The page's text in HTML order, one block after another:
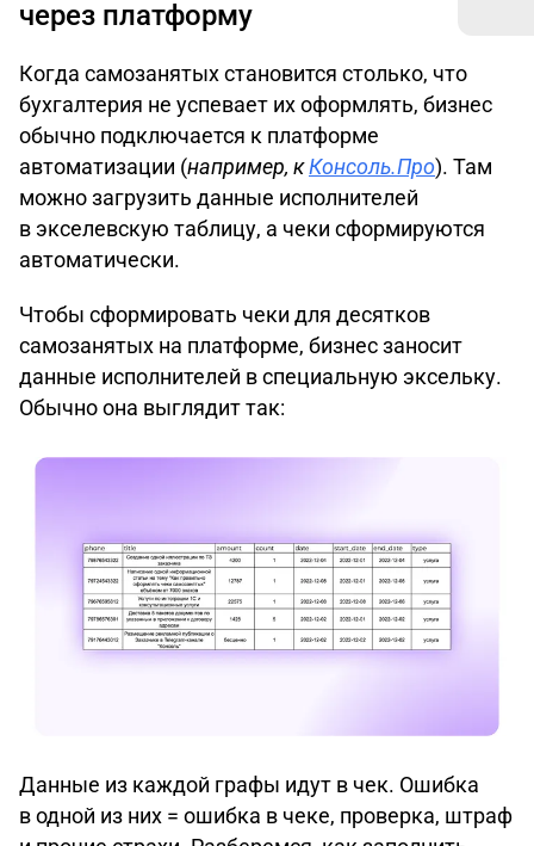
через платформу
Когда самозанятых становится столько, что
бухгалтерия не успевает их оформлять, бизнес
обычно подключается к платформе
автоматизации (например, кКонсоль.Про). Там
можно загрузить данные исполнителей
в экселевскую таблицу, а чеки сформируются
автоматически.
Чтобы сформировать чеки для десятков
самозанятых на платформе, бизнес заносит
данные исполнителей в специальную эксельку.
Обычно она выглядит так:
Данные из каждой графы идут в чек. Ошибка
в одной из них = ошибка в чеке, проверка, штраф